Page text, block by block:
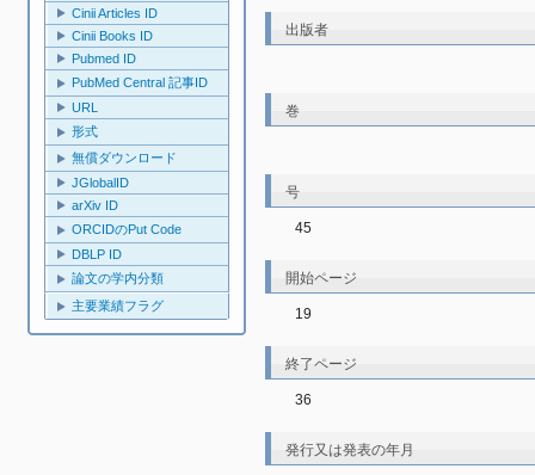
Cinii Articles ID
Cinii Books ID
Pubmed ID
PubMed Central 記事ID
URL
形式
無償ダウンロード
JGlobalID
arXiv ID
ORCIDのPut Code
DBLP ID
論文の学内分類
主要業績フラグ
出版者
巻
号
45
開始ページ
19
終了ページ
36
発行又は発表の年月